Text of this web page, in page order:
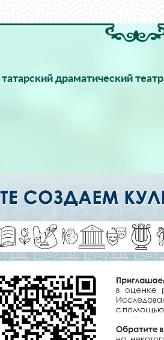
драматический театр